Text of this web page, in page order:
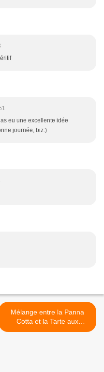
eu une excellente idée
journée, biz:)
Mélange entre la Panna
Cotta et la Tarte aux
Fraises ... Tartelettes Panna